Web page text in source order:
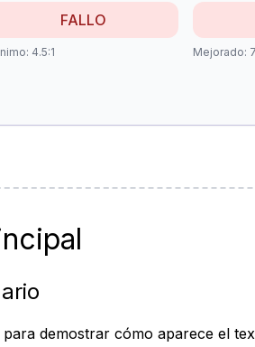
FALLO
: 4.5:1 Mejorado:
demostrar cómo aparece el